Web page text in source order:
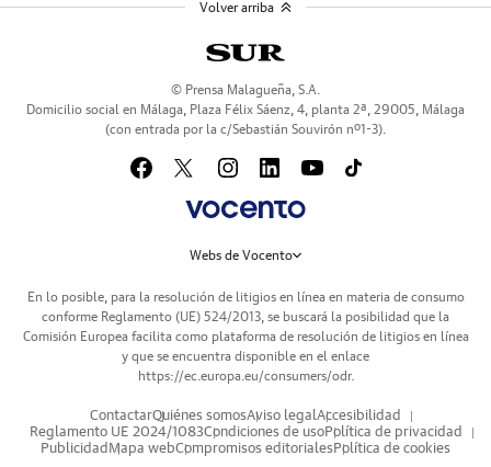
© Prensa Malagueña, S.A.
Domicilio social en Málaga, Plaza Félix Sáenz, 4, planta 2ª, 29005, Málaga
(con entrada por la c/Sebastián Souvirón nº1-3).
Webs de Vocento
En lo posible, para la resolución de litigios en línea en materia de consumo
conforme Reglamento (UE) 524/2013, se buscará la posibilidad que la
Comisión Europea facilita como plataforma de resolución de litigios en línea
y que se encuentra disponible en el enlace
https://ec.europa.eu/consumers/odr.
ContactarQuiénes somosAviso legalAccesibilidad
Reglamento UE 2024/1083Condiciones de usoPolítica de privacidad
Publicidad Mapa webCompromisos editorialesPolítica de cookies
Volver arriba